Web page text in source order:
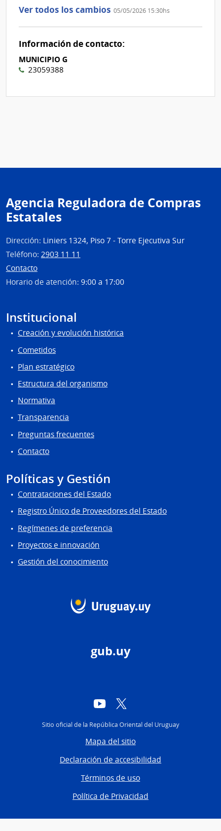
2
Ver todos los cambios 05/05/2026 15:30hs
Información de contacto:
MUNICIPIO G
23059388
Agencia Reguladora de Compras
Estatales
Dirección: Liniers 1324, Piso 7 - Torre Ejecutiva Sur
Teléfono: 2903 11 11
Contacto
Horario de atención: 9:00 a 17:00
Institucional
Creación y evolución histórica
Cometidos
Plan estratégico
Estructura del organismo
Normativa
Transparencia
Preguntas frecuentes
Contacto
Políticas y Gestión
Contrataciones del Estado
Registro Único de Proveedores del Estado
Regímenes de preferencia
Proyectos e innovación
Gestión del conocimiento
gub.uy
YouTube
Sitio oficial de la República Oriental del Uruguay
Mapa del sitio
Declaración de accesibilidad
Términos de uso
Política de Privacidad